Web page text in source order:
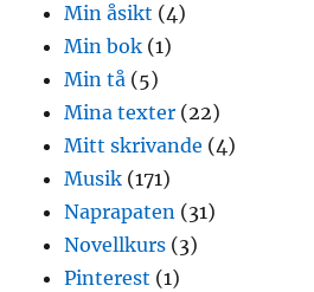
Min åsikt (4)
Min bok (1)
Min tå (5)
Mina texter (22)
Mitt skrivande (4)
Musik (171)
Naprapaten (31)
Novellkurs (3)
Pinterest (1)